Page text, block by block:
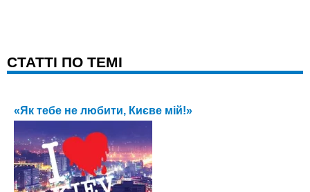
CТАТТІ ПО ТЕМІ
«Як тебе не любити, Києве мій!»